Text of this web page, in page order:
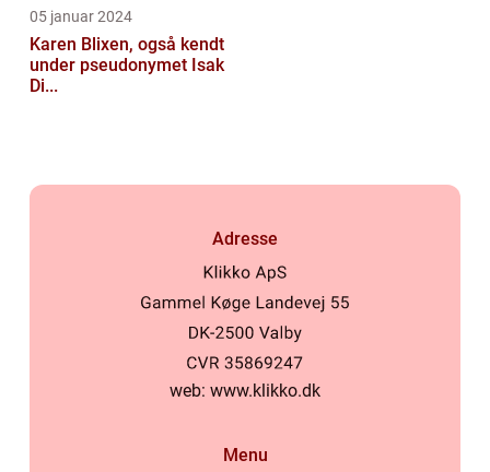
05 januar 2024
Karen Blixen, også kendt
under pseudonymet Isak
Di...
Adresse
web: www.klikko.dk
Menu